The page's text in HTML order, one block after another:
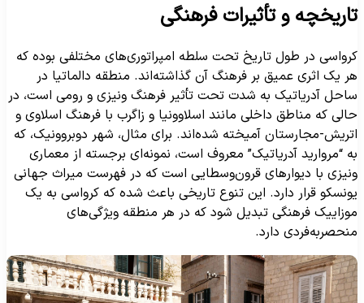
و تأثیرات فرهنگی
در طول تاریخ تحت سلطه امپراتوری‌های مختلفی بوده که
یک اثری عمیق بر فرهنگ آن گذاشته‌اند. منطقه دالماتیا در
آدریاتیک به شدت تحت تأثیر فرهنگ ونیزی و رومی است، در
که مناطق داخلی مانند اسلاوونیا و زاگرب با فرهنگ اسلاوی و
مجارستان آمیخته شده‌اند. برای مثال، شهر دوبروونیک، که
“مروارید آدریاتیک” معروف است، نمونه‌ای برجسته از معماری
با دیوارهای قرون‌وسطایی است که در فهرست میراث جهانی
قرار دارد. این تنوع تاریخی باعث شده که کرواسی به یک
فرهنگی تبدیل شود که در هر منطقه ویژگی‌های
دارد.